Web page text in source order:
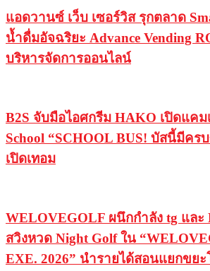
แอดวานซ์ เว็บ เซอร์วิส รุกตลาด
น้ำดื่มอัจฉริยะ Advance Vending
บริหารจัดการออนไลน์
B2S จับมือไอศกรีม HAKO เปิดแคม
School “SCHOOL BUS! บัสนี้มีคร
เปิดเทอม
WELOVEGOLF ผนึกกำลัง tg และ
สวิงหวด Night Golf ใน
EXE. 2026” นำรายได้สอนแยกขยะ